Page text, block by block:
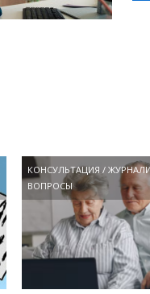
КОНСУЛЬТАЦИЯ /
ВОПРОСЫ